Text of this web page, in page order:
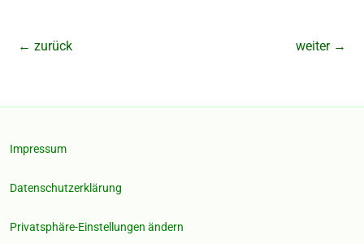
← zurück weiter →
Impressum
Datenschutzerklärung
Privatsphäre-Einstellungen ändern